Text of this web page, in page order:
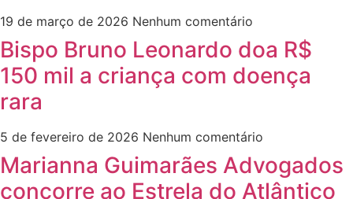
19 de março de 2026 Nenhum comentário
Bispo Bruno Leonardo doa R$
150 mil a criança com doença
rara
5 de fevereiro de 2026 Nenhum comentário
Marianna Guimarães Advogados
concorre ao Estrela do Atlântico